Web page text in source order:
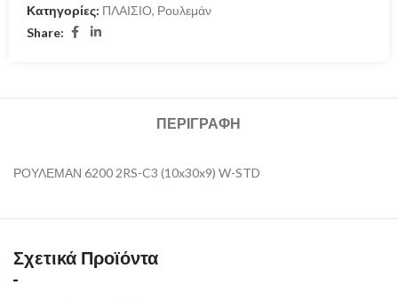
Κατηγορίες: ΠΛΑΙΣΙΟ, Ρουλεμάν
Share:
ΠΕΡΙΓΡΑΦΉ
ΡΟΥΛΕΜΑΝ 6200 2RS-C3 (10x30x9) W-STD
Σχετικά Προϊόντα